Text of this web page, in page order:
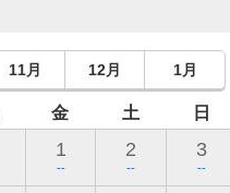
11月 12月 1月
金 土 日
1
--
2
--
3
--